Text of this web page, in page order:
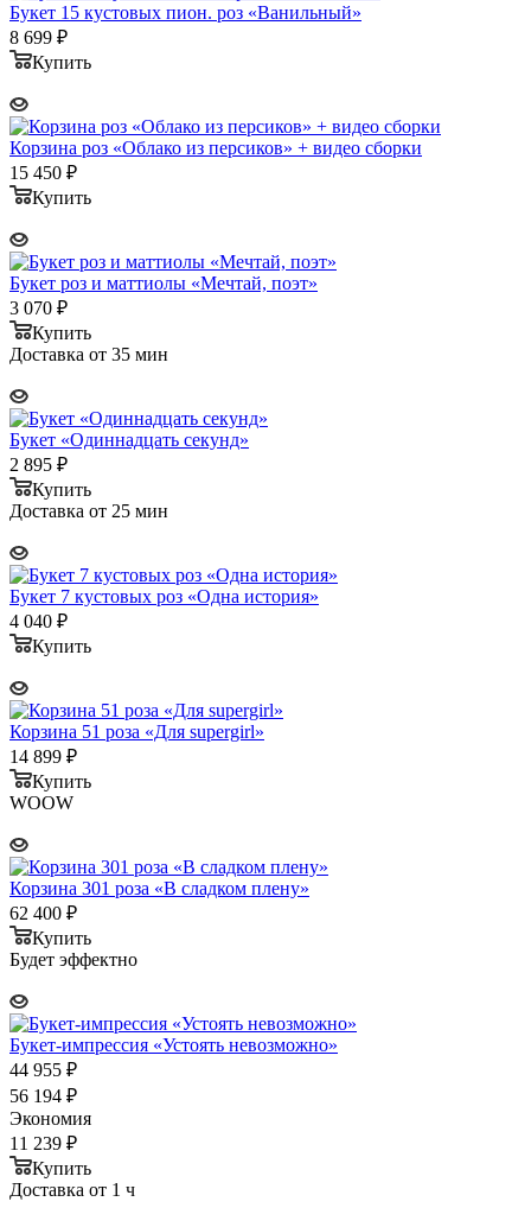
Букет 15 кустовых пион. роз «Ванильный»
8 699 ₽
Купить
Корзина роз «Облако из персиков» + видео сборки
15 450 ₽
Купить
Букет роз и маттиолы «Мечтай, поэт»
3 070 ₽
Купить
Доставка от 35 мин
Букет «Одиннадцать секунд»
2 895 ₽
Купить
Доставка от 25 мин
Букет 7 кустовых роз «Одна история»
4 040 ₽
Купить
Корзина 51 роза «Для supergirl»
14 899 ₽
Купить
WOOW
Корзина 301 роза «В сладком плену»
62 400 ₽
Купить
Будет эффектно
Букет-импрессия «Устоять невозможно»
44 955 ₽
56 194 ₽
Экономия
11 239 ₽
Купить
Доставка от 1 ч